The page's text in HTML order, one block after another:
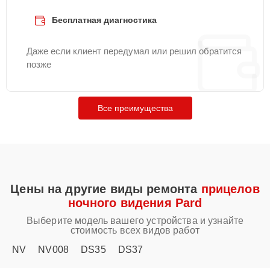
Бесплатная диагностика
Даже если клиент передумал или решил обратится
позже
Все преимущества
Цены на другие виды ремонта прицелов
ночного видения Pard
Выберите модель вашего устройства и узнайте
стоимость всех видов работ
NV
NV008 DS35 DS37